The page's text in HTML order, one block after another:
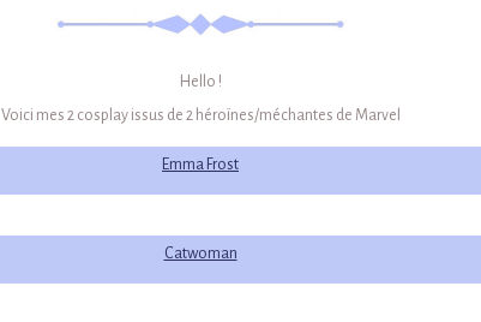
Hello !
Voici mes 2 cosplay issus de 2 héroïnes/méchantes de Marvel
Emma Frost
Catwoman